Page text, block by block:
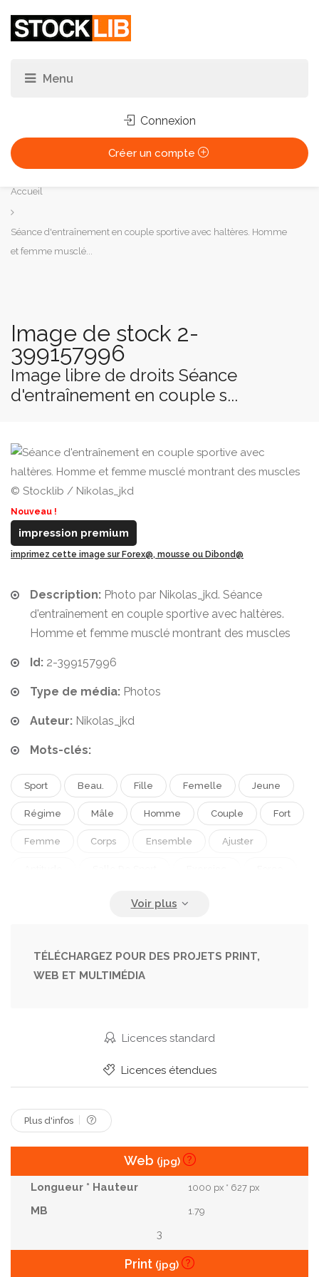
Connexion
Créer un compte
Vous
êtes
ici :
Accueil
Séance d'entraînement en couple sportive avec haltères. Homme
et femme musclé...
Image de stock 2-
399157996
Image libre de droits Séance
d'entraînement en couple s...
© Stocklib / Nikolas_jkd
Nouveau !
impression premium
imprimez cette image sur Forex@, mousse ou Dibond@
Description: Photo par Nikolas_jkd. Séance
d'entraînement en couple sportive avec haltères.
Homme et femme musclé montrant des muscles
Id: 2-399157996
Type de média: Photos
Auteur: Nikolas_jkd
Mots-clés:
Sport Beau. Fille Femelle Jeune
Régime Mâle Homme Couple Fort
Femme Corps Ensemble Ajuster
Entraînement
Culturiste Haltère Muscles Abdominal
Abdos Vêtements De Sport
TÉLÉCHARGEZ POUR DES PROJETS PRINT,
WEB ET MULTIMÉDIA
Licences standard
Licences étendues
Plus d'infos
Web (jpg)
1000 px * 627 px
1.79
3
Print (jpg)